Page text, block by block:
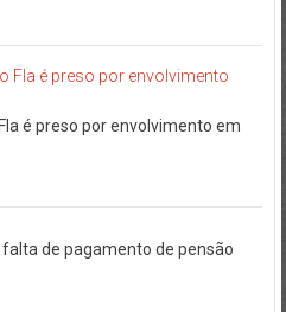
é preso por envolvimento em
de pagamento de pensão